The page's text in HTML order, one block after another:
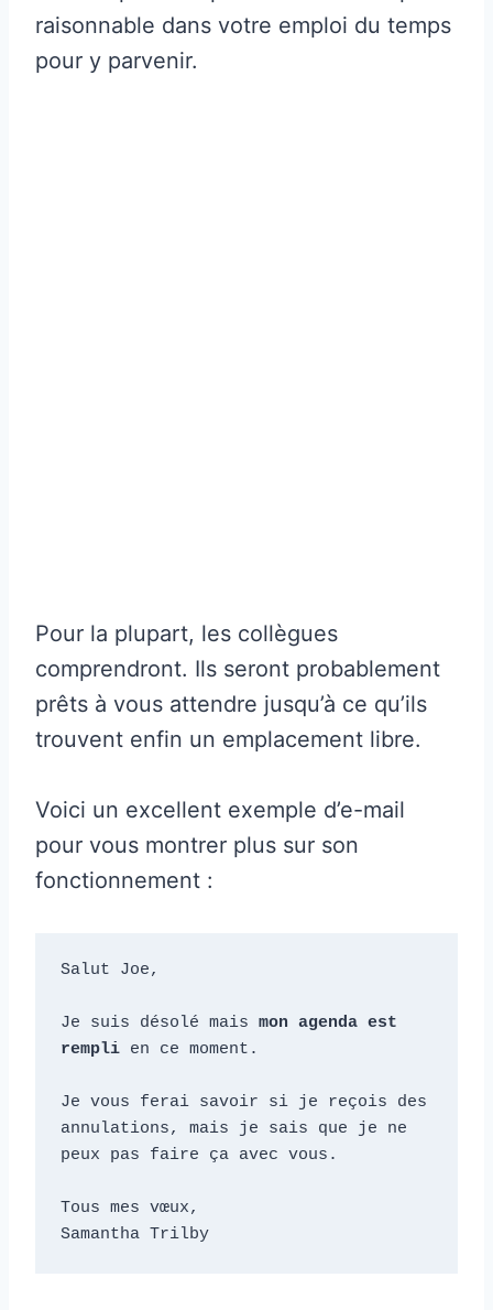
raisonnable dans votre emploi du temps
pour y parvenir.
Pour la plupart, les collègues
comprendront. Ils seront probablement
prêts à vous attendre jusqu’à ce qu’ils
trouvent enfin un emplacement libre.
Voici un excellent exemple d’e-mail
pour vous montrer plus sur son
fonctionnement :
Salut Joe,
Je suis désolé mais mon agenda est
rempli en ce moment.
Je vous ferai savoir si je reçois des
annulations, mais je sais que je ne
peux pas faire ça avec vous.
Tous mes vœux,
Samantha Trilby